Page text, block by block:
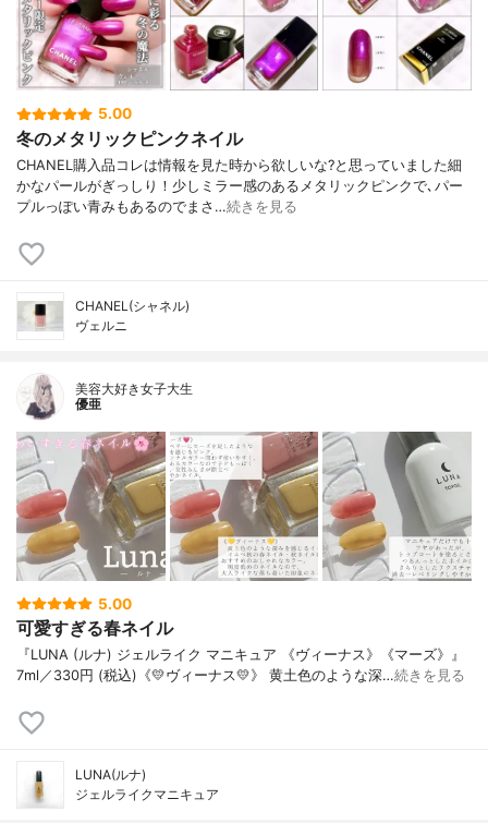
5.00
冬のメタリックピンクネイル
CHANEL購入品コレは情報を見た時から欲しいな?と思っていました細
かなパールがぎっしり！少しミラー感のあるメタリックピンクで､パー
プルっぽい青みもあるのでまさ…続きを見る
CHANEL(シャネル)
ヴェルニ
美容大好き女子大生
優亜
5.00
可愛すぎる春ネイル
『LUNA (ルナ) ジェルライク マニキュア 《ヴィーナス》《マーズ》』
7ml／330円 (税込)《💛ヴィーナス💛》 黄土色のような深…続きを見る
LUNA(ルナ)
ジェルライクマニキュア